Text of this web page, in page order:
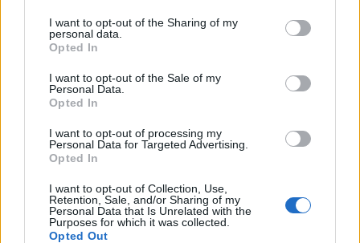
not limited to your visit or usage behaviour. You may click to
grant or deny consent to Google and its third-party tags to
use your data for below specified purposes in below Google
consent section.
I want to opt-out of the Sharing of my
personal data.
Opted In
I want to opt-out of the Sale of my
Personal Data.
Opted In
I want to opt-out of processing my
Personal Data for Targeted Advertising.
Opted In
I want to opt-out of Collection, Use,
Retention, Sale, and/or Sharing of my
Personal Data that Is Unrelated with the
Purposes for which it was collected.
Opted Out